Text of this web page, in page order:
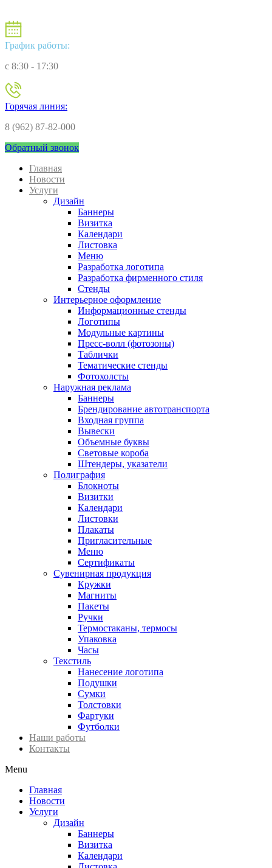
График работы:
c 8:30 - 17:30
Горячая линия:
8 (962) 87-82-000
Обратный звонок
Главная
Новости
Услуги
Дизайн
Баннеры
Визитка
Календари
Листовка
Меню
Разработка логотипа
Разработка фирменного стиля
Стенды
Интерьерное оформление
Информационные стенды
Логотипы
Модульные картины
Пресс-волл (фотозоны)
Таблички
Тематические стенды
Фотохолсты
Наружная реклама
Баннеры
Брендирование автотранспорта
Входная группа
Вывески
Объемные буквы
Световые короба
Штендеры, указатели
Полиграфия
Блокноты
Визитки
Календари
Листовки
Плакаты
Пригласительные
Меню
Сертификаты
Сувенирная продукция
Кружки
Магниты
Пакеты
Ручки
Термостаканы, термосы
Упаковка
Часы
Текстиль
Нанесение логотипа
Подушки
Сумки
Толстовки
Фартуки
Футболки
Наши работы
Контакты
Menu
Главная
Новости
Услуги
Дизайн
Баннеры
Визитка
Календари